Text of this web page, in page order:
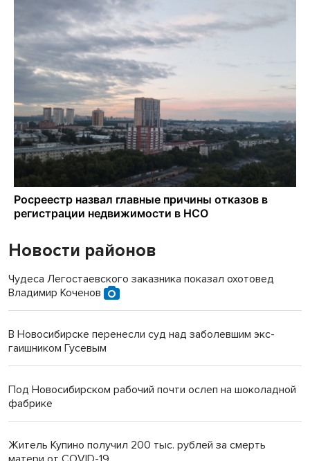
Новости районов
Чудеса Легостаевского заказника показал охотовед
Владимир Коченов
В Новосибирске перенесли суд над заболевшим экс-
гаишником Гусевым
Под Новосибирском рабочий почти ослеп на шоколадной
фабрике
Житель Купино получил 200 тыс. рублей за смерть